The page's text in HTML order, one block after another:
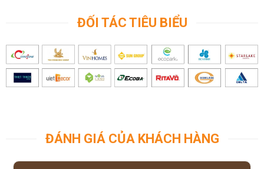
ĐỐI TÁC TIÊU BIỂU
ĐÁNH GIÁ CỦA KHÁCH HÀNG